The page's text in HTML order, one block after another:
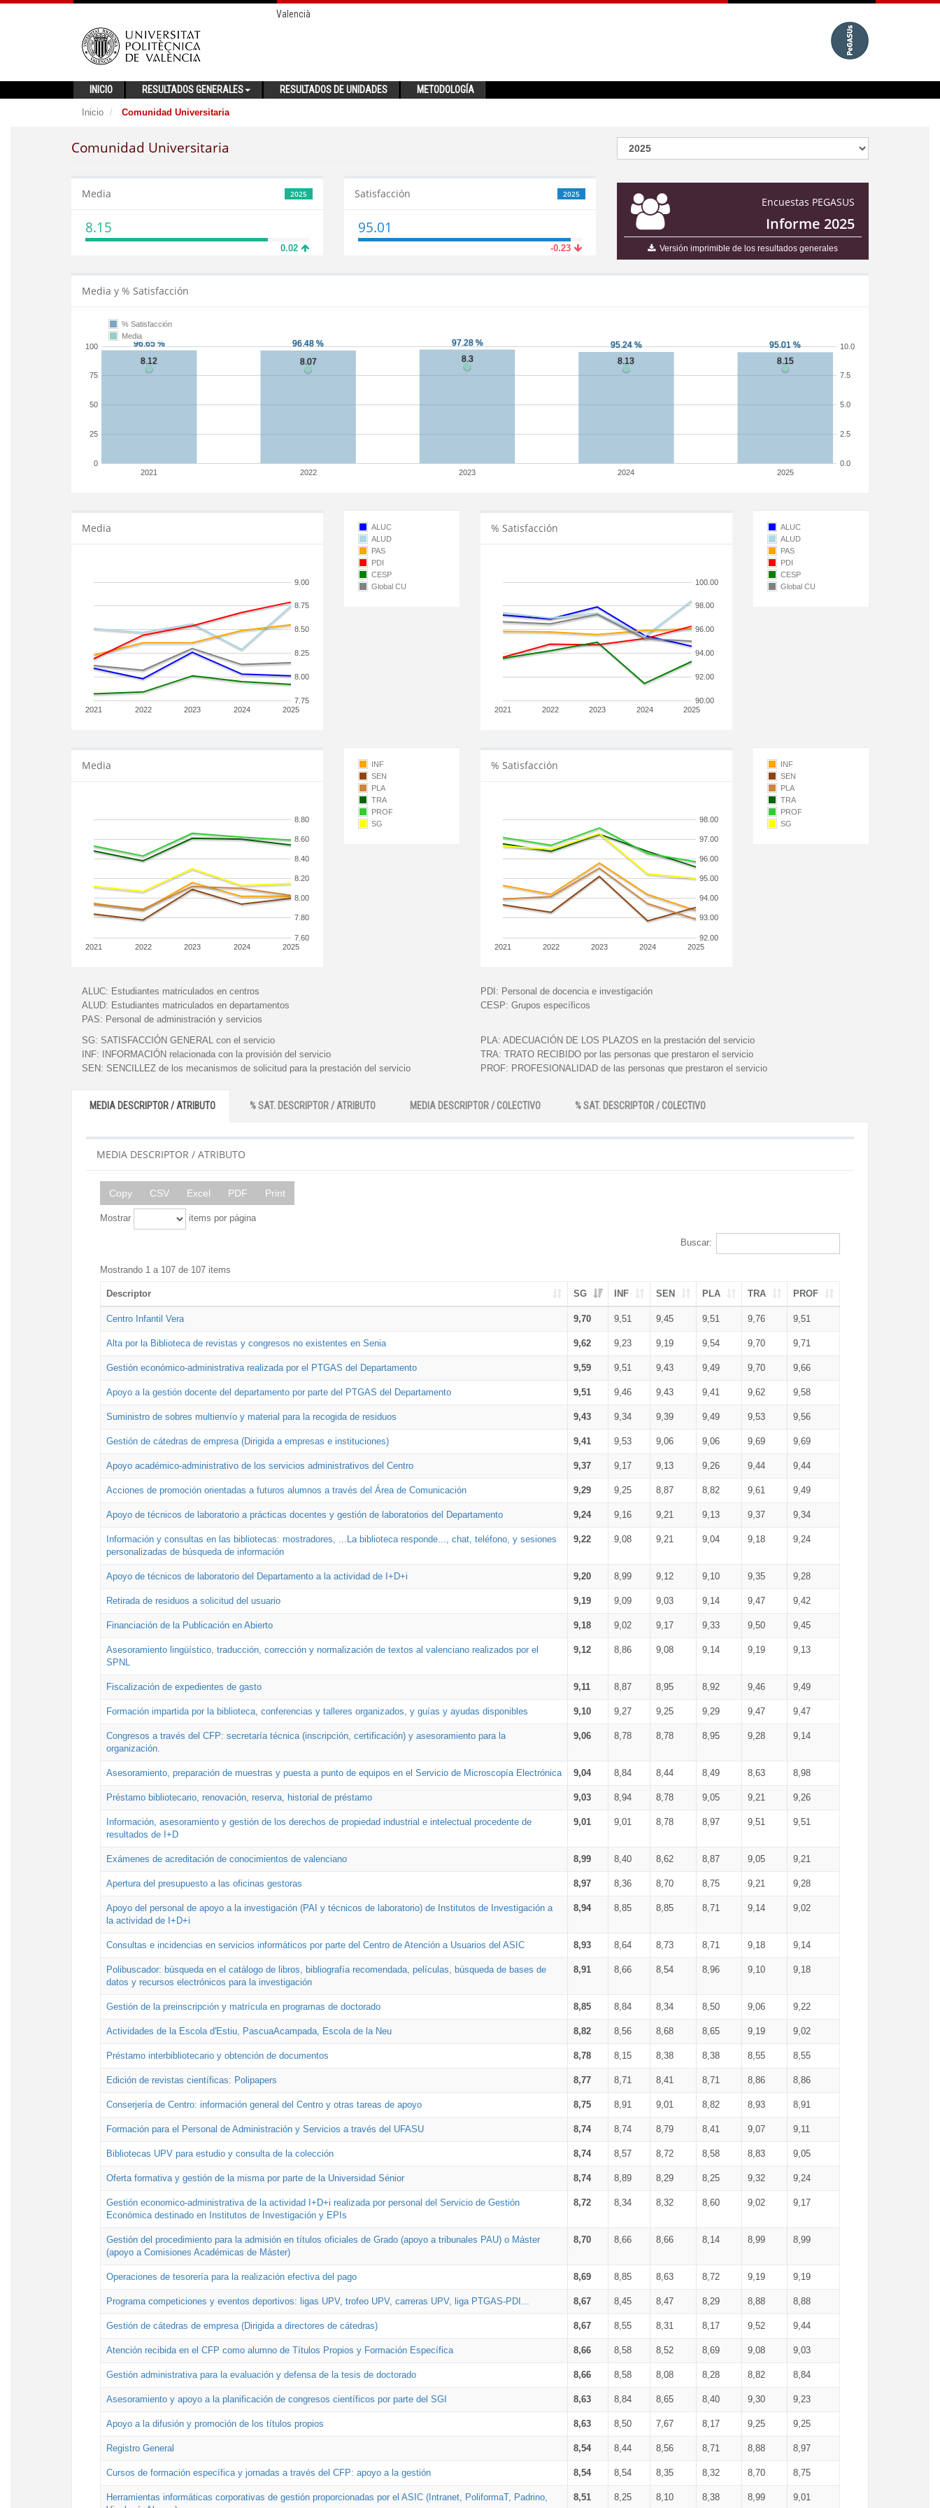
Valencià
INICIO RESULTADOS GENERALES RESULTADOS DE UNIDADES METODOLOGÍA
Inicio Comunidad Universitaria
Comunidad Universitaria
Encuestas PEGASUS
Informe 2025
Versión imprimible de los resultados generales
2025
Media
8.15
0.02
2025
Satisfacción
95.01
-0.23
Media y % Satisfacción
2021 2022 2023 2024 2025
0
25
50
75
100
0.0
2.5
5.0
7.5
10.0
% Satisfacción
Media
Media
2021 2022 2023 2024 2025
7.75
8.00
8.25
8.50
8.75
9.00
ALUC
ALUD
PAS
PDI
CESP
Global CU
% Satisfacción
2021 2022 2023 2024 2025
90.00
92.00
94.00
96.00
98.00
100.00
ALUC
ALUD
PAS
PDI
CESP
Global CU
Media
2021 2022 2023 2024 2025
7.60
7.80
8.00
8.20
8.40
8.60
8.80
INF
SEN
PLA
TRA
PROF
SG
% Satisfacción
2021 2022 2023 2024 2025
92.00
93.00
94.00
95.00
96.00
97.00
98.00
INF
SEN
PLA
TRA
PROF
SG
ALUC: Estudiantes matriculados en centros
ALUD: Estudiantes matriculados en departamentos
PAS: Personal de administración y servicios
PDI: Personal de docencia e investigación
CESP: Grupos específicos
SG: SATISFACCIÓN GENERAL con el servicio
INF:
INFORMACIÓN relacionada con la provisión del servicio
SEN: SENCILLEZ de los mecanismos de solicitud para la prestación del servicio
PLA: ADECUACIÓN DE LOS PLAZOS en la prestación del servicio
TRA: TRATO RECIBIDO por las personas que prestaron el servicio
PROF: PROFESIONALIDAD de las personas que prestaron el servicio
MEDIA DESCRIPTOR / ATRIBUTO % SAT. DESCRIPTOR / ATRIBUTO MEDIA DESCRIPTOR / COLECTIVO % SAT. DESCRIPTOR / COLECTIVO
MEDIA DESCRIPTOR / ATRIBUTO
Copy CSV Excel PDF Print
Mostrar items por página
Buscar:
Mostrando 1 a 107 de 107 items
Descriptor SG INF SEN PLA TRA PROF
Centro Infantil Vera 9,70 9,51 9,45 9,51 9,76 9,51
Alta por la Biblioteca de revistas y congresos no existentes en Senia 9,62 9,23 9,19 9,54 9,70 9,71
Gestión económico-administrativa realizada por el PTGAS del Departamento 9,59 9,51 9,43 9,49 9,70 9,66
Apoyo a la gestión docente del departamento por parte del PTGAS del Departamento 9,51 9,46 9,43 9,41 9,62 9,58
Suministro de sobres multienvío y material para la recogida de residuos 9,43 9,34 9,39 9,49 9,53 9,56
Gestión de cátedras de empresa (Dirigida a empresas e instituciones) 9,41 9,53 9,06 9,06 9,69 9,69
Apoyo académico-administrativo de los servicios administrativos del Centro 9,37 9,17 9,13 9,26 9,44 9,44
Acciones de promoción orientadas a futuros alumnos a través del Área de Comunicación 9,29 9,25 8,87 8,82 9,61 9,49
Apoyo de técnicos de laboratorio a prácticas docentes y gestión de laboratorios del Departamento 9,24 9,16 9,21 9,13 9,37 9,34
Información y consultas en las bibliotecas: mostradores, ...La biblioteca responde..., chat, teléfono, y sesiones
personalizadas de búsqueda de información
9,22 9,08 9,21 9,04 9,18 9,24
Apoyo de técnicos de laboratorio del Departamento a la actividad de I+D+i 9,20 8,99 9,12 9,10 9,35 9,28
Retirada de residuos a solicitud del usuario 9,19 9,09 9,03 9,14 9,47 9,42
Financiación de la Publicación en Abierto 9,18 9,02 9,17 9,33 9,50 9,45
Asesoramiento lingüístico, traducción, corrección y normalización de textos al valenciano realizados por el
SPNL
9,12 8,86 9,08 9,14 9,19 9,13
Fiscalización de expedientes de gasto 9,11 8,87 8,95 8,92 9,46 9,49
Formación impartida por la biblioteca, conferencias y talleres organizados, y guías y ayudas disponibles 9,10 9,27 9,25 9,29 9,47 9,47
Congresos a través del CFP: secretaría técnica (inscripción, certificación) y asesoramiento para la
organización.
9,06 8,78 8,78 8,95 9,28 9,14
Asesoramiento, preparación de muestras y puesta a punto de equipos en el Servicio de Microscopía Electrónica 9,04 8,84 8,44 8,49 8,63 8,98
Préstamo bibliotecario, renovación, reserva, historial de préstamo 9,03 8,94 8,78 9,05 9,21 9,26
Información, asesoramiento y gestión de los derechos de propiedad industrial e intelectual procedente de
resultados de I+D
9,01 9,01 8,78 8,97 9,51 9,51
Exámenes de acreditación de conocimientos de valenciano 8,99 8,40 8,62 8,87 9,05 9,21
Apertura del presupuesto a las oficinas gestoras 8,97 8,36 8,70 8,75 9,21 9,28
Apoyo del personal de apoyo a la investigación (PAI y técnicos de laboratorio) de Institutos de Investigación a
la actividad de I+D+i
8,94 8,85 8,85 8,71 9,14 9,02
Consultas e incidencias en servicios informáticos por parte del Centro de Atención a Usuarios del ASIC 8,93 8,64 8,73 8,71 9,18 9,14
Polibuscador: búsqueda en el catálogo de libros, bibliografía recomendada, películas, búsqueda de bases de
datos y recursos electrónicos para la investigación
8,91 8,66 8,54 8,96 9,10 9,18
Gestión de la preinscripción y matrícula en programas de doctorado 8,85 8,84 8,34 8,50 9,06 9,22
Actividades de la Escola d'Estiu, PascuaAcampada, Escola de la Neu 8,82 8,56 8,68 8,65 9,19 9,02
Préstamo interbibliotecario y obtención de documentos 8,78 8,15 8,38 8,38 8,55 8,55
Edición de revistas científicas: Polipapers 8,77 8,71 8,41 8,71 8,86 8,86
Conserjería de Centro: información general del Centro y otras tareas de apoyo 8,75 8,91 9,01 8,82 8,93 8,91
Formación para el Personal de Administración y Servicios a través del UFASU 8,74 8,74 8,79 8,41 9,07 9,11
Bibliotecas UPV para estudio y consulta de la colección 8,74 8,57 8,72 8,58 8,83 9,05
Oferta formativa y gestión de la misma por parte de la Universidad Sénior 8,74 8,89 8,29 8,25 9,32 9,24
Gestión economico-administrativa de la actividad I+D+i realizada por personal del Servicio de Gestión
Económica destinado en Institutos de Investigación y EPIs
8,72 8,34 8,32 8,60 9,02 9,17
Gestión del procedimiento para la admisión en títulos oficiales de Grado (apoyo a tribunales PAU) o Máster
(apoyo a Comisiones Académicas de Máster)
8,70 8,66 8,66 8,14 8,99 8,99
Operaciones de tesorería para la realización efectiva del pago 8,69 8,85 8,63 8,72 9,19 9,19
Programa competiciones y eventos deportivos: ligas UPV, trofeo UPV, carreras UPV, liga PTGAS-PDI... 8,67 8,45 8,47 8,29 8,88 8,88
Gestión de cátedras de empresa (Dirigida a directores de cátedras) 8,67 8,55 8,31 8,17 9,52 9,44
Atención recibida en el CFP como alumno de Títulos Propios y Formación Específica 8,66 8,58 8,52 8,69 9,08 9,03
Gestión administrativa para la evaluación y defensa de la tesis de doctorado 8,66 8,58 8,08 8,28 8,82 8,84
Asesoramiento y apoyo a la planificación de congresos científicos por parte del SGI 8,63 8,84 8,65 8,40 9,30 9,23
Apoyo a la difusión y promoción de los títulos propios 8,63 8,50 7,67 8,17 9,25 9,25
Registro General 8,54 8,44 8,56 8,71 8,88 8,97
Cursos de formación específica y jornadas a través del CFP: apoyo a la gestión 8,54 8,54 8,35 8,32 8,70 8,75
Herramientas informáticas corporativas de gestión proporcionadas por el ASIC (Intranet, PoliformaT, Padrino,
8,51 8,25 8,10 8,38 8,99 9,01